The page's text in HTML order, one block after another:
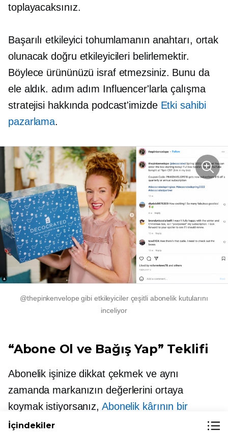
toplayacaksınız.
Başarılı etkileyici tohumlamanın anahtarı, ortak
olunacak doğru etkileyicileri belirlemektir.
Böylece ürününüzü israf etmezsiniz. Bunu da
ele aldık. adım adım Influencer'larla çalışma
stratejisi hakkında podcast'imizde Etki sahibi
pazarlama.
@thepinkenvelope gibi etkileyiciler çeşitli abonelik kutularını
inceliyor
“Abone Ol ve Bağış Yap” Teklifi
Abonelik işinize dikkat çekmek ve aynı
zamanda markanızın değerlerini ortaya
koymak istiyorsanız, Abonelik kârının bir
kısmını hayır kurumlarına bağışlamak
İçindekiler